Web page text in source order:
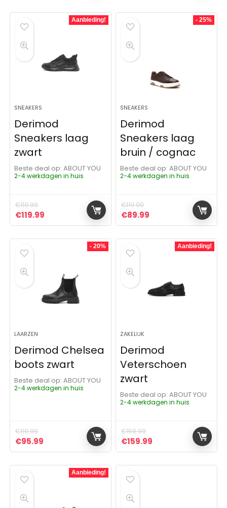
Aanbieding!
SNEAKERS
Derimod
Sneakers laag
zwart
Beste deal op:
ABOUT YOU
2-4 werkdagen in huis
€119.99
Oorspronkelijke prijs was: €119.99.
€119.99 Huidige prijs is: €119.99.
- 25%
SNEAKERS
Derimod
Sneakers laag
bruin / cognac
Beste deal op:
ABOUT YOU
2-4 werkdagen in huis
€119.99
Oorspronkelijke prijs was:
€89.99 Huidige prijs is:
- 20%
LAARZEN
Derimod Chelsea
boots zwart
Beste deal op:
ABOUT YOU
2-4 werkdagen in huis
€119.99
Oorspronkelijke prijs was: €119.99.
€95.99 Huidige prijs is: €95.99.
Aanbieding!
ZAKELIJK
Derimod
Veterschoen
zwart
Beste deal op:
ABOUT YOU
2-4 werkdagen in huis
€159.99
Oorspronkelijke prijs was:
€159.99 Huidige prijs is:
Aanbieding!